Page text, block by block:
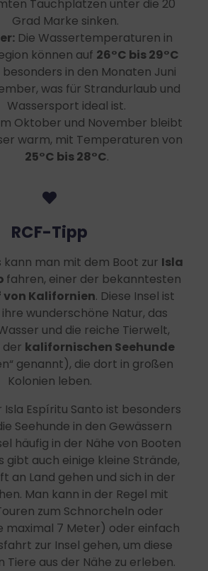
Tauchplätzen unter die 20
Grad Marke sinken.
Die Wassertemperaturen in
können auf 26°C bis 29°C
besonders in den Monaten Juni
was für Strandurlaub und
Wassersport ideal ist.
Oktober und November bleibt
warm, mit Temperaturen von
25°C bis 28°C.
RCF-Tipp
kann man mit dem Boot zur Isla
fahren, einer der bekanntesten
von Kalifornien. Diese Insel ist
wunderschöne Natur, das
und die reiche Tierwelt,
der kalifornischen Seehunde
genannt), die dort in großen
Kolonien leben.
Isla Espíritu Santo ist besonders
Seehunde in den Gewässern
häufig in der Nähe von Booten
gibt auch einige kleine Strände,
an Land gehen und sich in der
Man kann in der Regel mit
zum Schnorcheln oder
maximal 7 Meter) oder einfach
zur Insel gehen, um diese
Tiere aus der Nähe zu erleben.